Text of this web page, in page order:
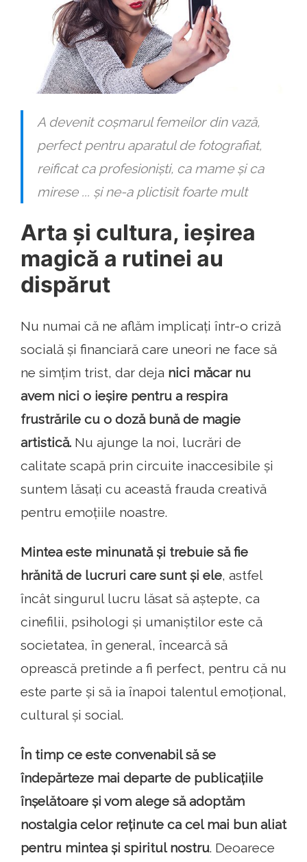
A devenit coșmarul femeilor din vază,
perfect pentru aparatul de fotografiat,
reificat ca profesioniști, ca mame și ca
mirese ... și ne-a plictisit foarte mult
Arta și cultura, ieșirea
magică a rutinei au
dispărut
Nu numai că ne aflăm implicați într-o criză
socială și financiară care uneori ne face să
ne simțim trist, dar deja nici măcar nu
avem nici o ieșire pentru a respira
frustrările cu o doză bună de magie
artistică. Nu ajunge la noi, lucrări de
calitate scapă prin circuite inaccesibile și
suntem lăsați cu această frauda creativă
pentru emoțiile noastre.
Mintea este minunată și trebuie să fie
hrănită de lucruri care sunt și ele, astfel
încât singurul lucru lăsat să aștepte, ca
cinefilii, psihologi și umaniștilor este că
societatea, în general, încearcă să
oprească pretinde a fi perfect, pentru că nu
este parte și să ia înapoi talentul emoțional,
cultural și social.
În timp ce este convenabil să se
îndepărteze mai departe de publicațiile
înșelătoare și vom alege să adoptăm
nostalgia celor reținute ca cel mai bun aliat
pentru mintea și spiritul nostru. Deoarece